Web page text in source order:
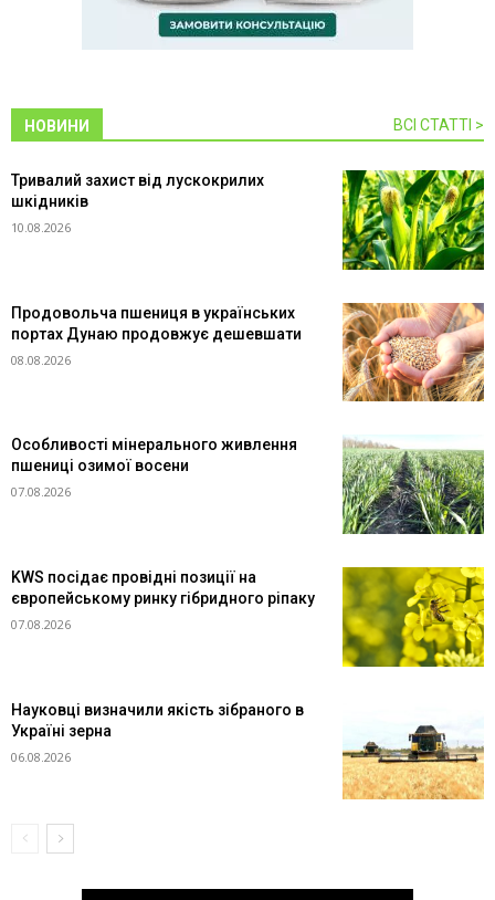
НОВИНИ ВСІ СТАТТІ >
Тривалий захист від лускокрилих
шкідників
10.08.2026
Продовольча пшениця в українських
портах Дунаю продовжує дешевшати
08.08.2026
Особливості мінерального живлення
пшениці озимої восени
07.08.2026
KWS посідає провідні позиції на
європейському ринку гібридного ріпаку
07.08.2026
Науковці визначили якість зібраного в
Україні зерна
06.08.2026